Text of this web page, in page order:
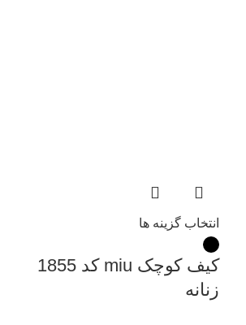
انتخاب گزینه ها
کیف کوچک miu کد 1855
زنانه